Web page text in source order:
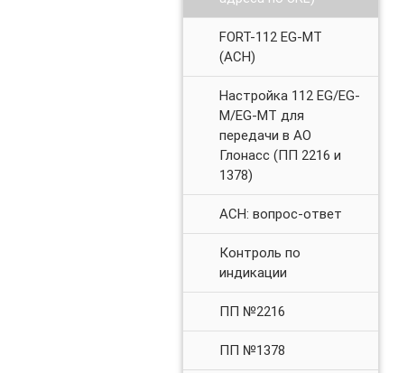
FORT-112 EG-MT
(АСН)
Настройка 112 EG/EG-
M/EG-MT для
передачи в АО
Глонасс (ПП 2216 и
1378)
АСН: вопрос-ответ
Контроль по
индикации
ПП №2216
ПП №1378